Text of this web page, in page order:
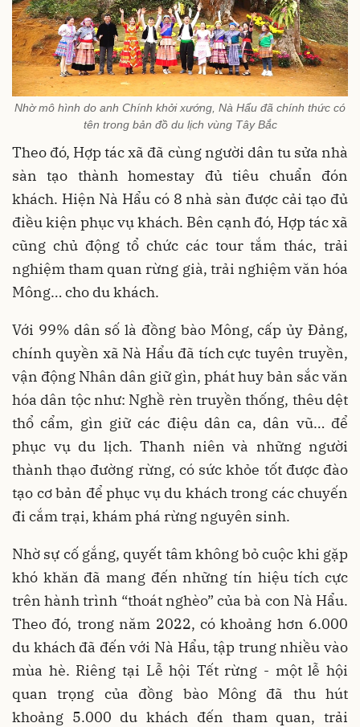
Nhờ mô hình do anh Chính khởi xướng, Nà Hẩu đã chính thức có
tên trong bản đồ du lịch vùng Tây Bắc
Theo đó, Hợp tác xã đã cùng người dân tu sửa nhà
sàn tạo thành homestay đủ tiêu chuẩn đón
khách. Hiện Nà Hẩu có 8 nhà sàn được cải tạo đủ
điều kiện phục vụ khách. Bên cạnh đó, Hợp tác xã
cũng chủ động tổ chức các tour tắm thác, trải
nghiệm tham quan rừng già, trải nghiệm văn hóa
Mông… cho du khách.
Với 99% dân số là đồng bào Mông, cấp ủy Đảng,
chính quyền xã Nà Hẩu đã tích cực tuyên truyền,
vận động Nhân dân giữ gìn, phát huy bản sắc văn
hóa dân tộc như: Nghề rèn truyền thống, thêu dệt
thổ cẩm, gìn giữ các điệu dân ca, dân vũ… để
phục vụ du lịch. Thanh niên và những người
thành thạo đường rừng, có sức khỏe tốt được đào
tạo cơ bản để phục vụ du khách trong các chuyến
đi cắm trại, khám phá rừng nguyên sinh.
Nhờ sự cố gắng, quyết tâm không bỏ cuộc khi gặp
khó khăn đã mang đến những tín hiệu tích cực
trên hành trình “thoát nghèo” của bà con Nà Hẩu.
Theo đó, trong năm 2022, có khoảng hơn 6.000
du khách đã đến với Nà Hẩu, tập trung nhiều vào
mùa hè. Riêng tại Lễ hội Tết rừng - một lễ hội
quan trọng của đồng bào Mông đã thu hút
khoảng 5.000 du khách đến tham quan, trải